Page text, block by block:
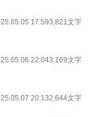
17:593,821文字
22:043,169文字
20:132,644文字